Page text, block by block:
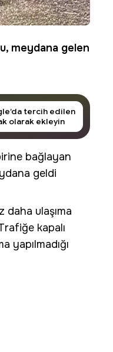
meydana gelen
tercih edilen
olarak ekleyin
bağlayan
geldi
daha ulaşıma
kapalı
yapılmadığı